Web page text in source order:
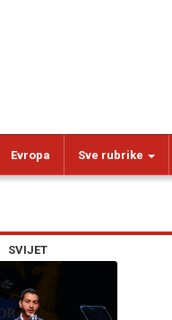
Evropa Sve rubrike
SVIJET